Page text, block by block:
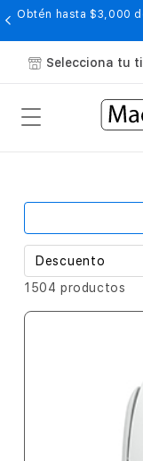
Obtén hasta $3,000
Selecciona tu
1504 productos